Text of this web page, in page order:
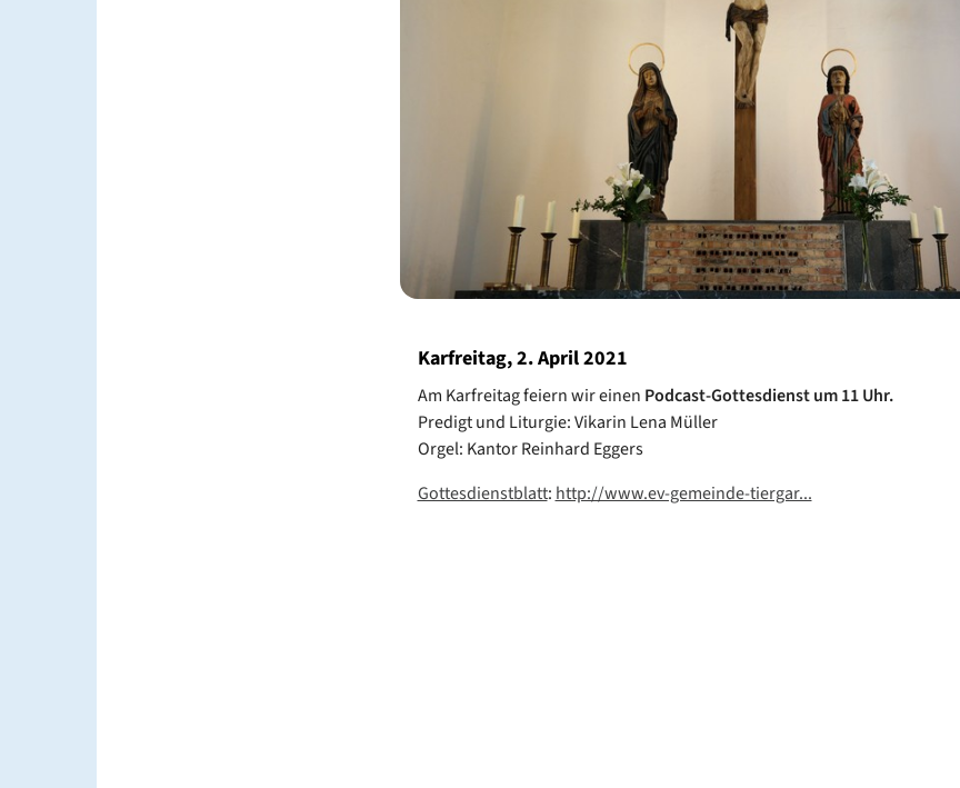
Karfreitag, 2. April 2021
Am Karfreitag feiern wir einen Podcast-Gottesdienst um 11 Uhr.
Predigt und Liturgie: Vikarin Lena Müller
Orgel: Kantor Reinhard Eggers
Gottesdienstblatt:http://www.ev-gemeinde-tiergar...